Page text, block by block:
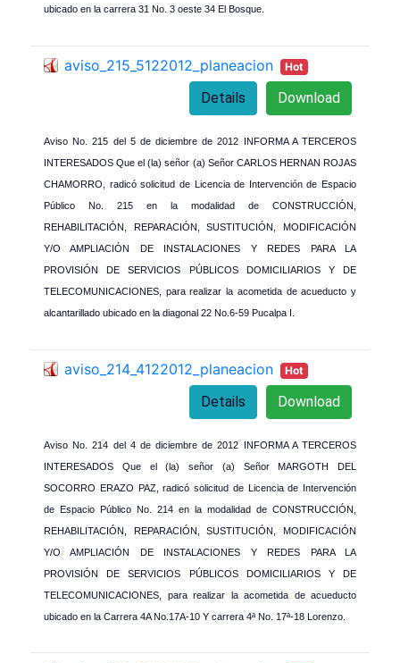
ubicado en la carrera 31 No. 3 oeste 34 El Bosque.
aviso_215_5122012_planeacion Hot
Download
Details
Aviso No. 215 del 5 de diciembre de 2012 INFORMA A TERCEROS
INTERESADOS Que el (la) señor (a) Señor CARLOS HERNAN ROJAS
CHAMORRO, radicó solicitud de Licencia de Intervención de Espacio
Público No. 215 en la modalidad de CONSTRUCCIÓN,
REHABILITACIÓN, REPARACIÓN, SUSTITUCIÓN, MODIFICACIÓN
Y/O AMPLIACIÓN DE INSTALACIONES Y REDES PARA LA
PROVISIÓN DE SERVICIOS PÚBLICOS DOMICILIARIOS Y DE
TELECOMUNICACIONES, para realizar la acometida de acueducto y
alcantarillado ubicado en la diagonal 22 No.6-59 Pucalpa I.
aviso_214_4122012_planeacion Hot
Download
Details
Aviso No. 214 del 4 de diciembre de 2012 INFORMA A TERCEROS
INTERESADOS Que el (la) señor (a) Señor MARGOTH DEL
SOCORRO ERAZO PAZ, radicó solicitud de Licencia de Intervención
de Espacio Público No. 214 en la modalidad de CONSTRUCCIÓN,
REHABILITACIÓN, REPARACIÓN, SUSTITUCIÓN, MODIFICACIÓN
Y/O AMPLIACIÓN DE INSTALACIONES Y REDES PARA LA
PROVISIÓN DE SERVICIOS PÚBLICOS DOMICILIARIOS Y DE
TELECOMUNICACIONES, para realizar la acometida de acueducto
ubicado en la Carrera 4A No.17A-10 Y carrera 4ª No. 17ª-18 Lorenzo.